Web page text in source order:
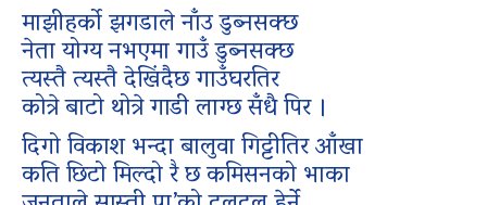
माझीहर्को झगडाले नाँउ डुब्नसक्छ
नेता योग्य नभएमा गाउँ डुब्नसक्छ
त्यस्तै त्यस्तै देखिंदैछ गाउँघरतिर
कोत्रे बाटो थोत्रे गाडी लाग्छ सँधै पिर ।
दिगो विकाश भन्दा बालुवा गिट्टीतिर आँखा
कति छिटो मिल्दो रै छ कमिसनको भाका